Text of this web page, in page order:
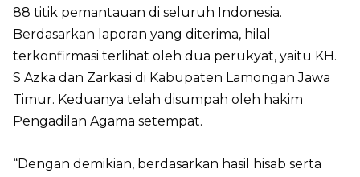
88 titik pemantauan di seluruh Indonesia.
Berdasarkan laporan yang diterima, hilal
terkonfirmasi terlihat oleh dua perukyat, yaitu KH.
S Azka dan Zarkasi di Kabupaten Lamongan Jawa
Timur. Keduanya telah disumpah oleh hakim
Pengadilan Agama setempat.
“Dengan demikian, berdasarkan hasil hisab serta